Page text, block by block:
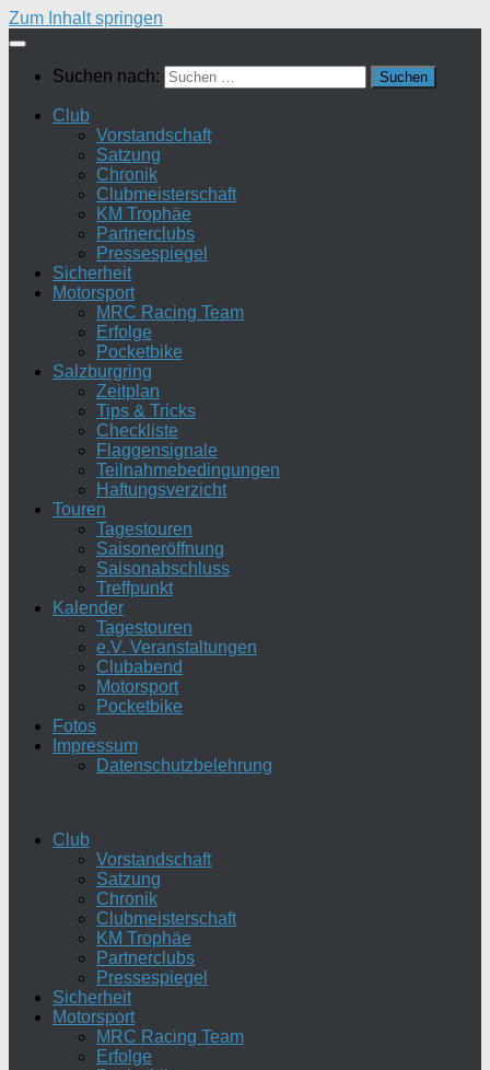
Zum Inhalt springen
Suchen nach:
Club
Vorstandschaft
Satzung
Chronik
Clubmeisterschaft
KM Trophäe
Partnerclubs
Pressespiegel
Sicherheit
Motorsport
MRC Racing Team
Erfolge
Pocketbike
Salzburgring
Zeitplan
Tips & Tricks
Checkliste
Flaggensignale
Teilnahmebedingungen
Haftungsverzicht
Touren
Tagestouren
Saisoneröffnung
Saisonabschluss
Treffpunkt
Kalender
Tagestouren
e.V. Veranstaltungen
Clubabend
Motorsport
Pocketbike
Fotos
Impressum
Datenschutzbelehrung
Club
Vorstandschaft
Satzung
Chronik
Clubmeisterschaft
KM Trophäe
Partnerclubs
Pressespiegel
Sicherheit
Motorsport
MRC Racing Team
Erfolge